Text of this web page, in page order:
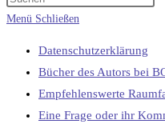
umschalten
Menü Schließen
Datenschutzerklärung
Bücher des Autors bei
Empfehlenswerte
Eine Frage oder ihr